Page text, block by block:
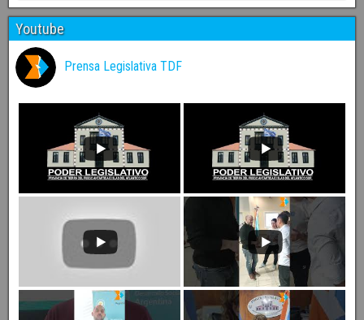
Youtube
Prensa Legislativa TDF